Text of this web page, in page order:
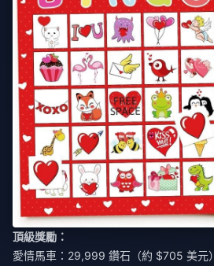
頂級獎勵：
愛情馬車：29,999 鑽石（約 $705 美元）